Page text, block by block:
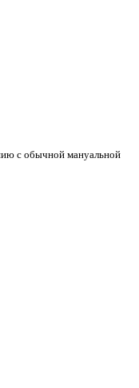
с обычной мануальной